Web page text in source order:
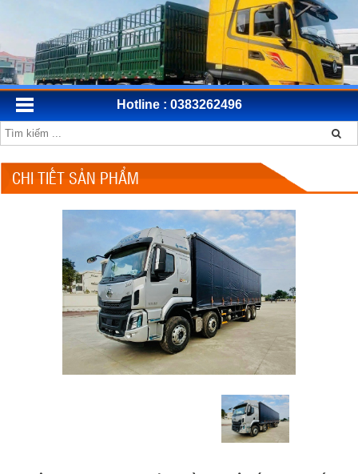
Hotline : 0383262496
CHI TIẾT SẢN PHẨM